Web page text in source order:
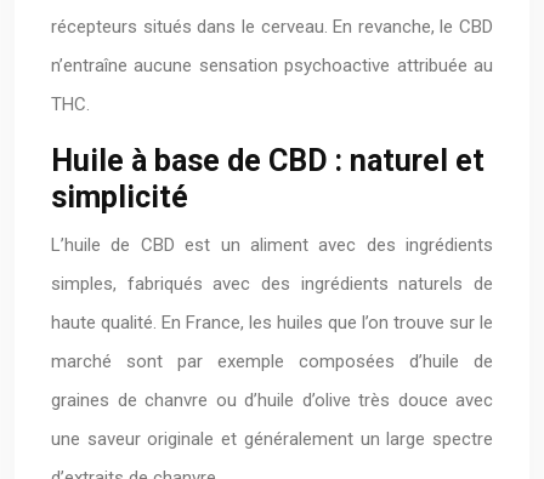
récepteurs situés dans le cerveau. En revanche, le CBD
n’entraîne aucune sensation psychoactive attribuée au
THC.
Huile à base de CBD : naturel et
simplicité
L’huile de CBD est un aliment avec des ingrédients
simples, fabriqués avec des ingrédients naturels de
haute qualité. En France, les huiles que l’on trouve sur le
marché sont par exemple composées d’huile de
graines de chanvre ou d’huile d’olive très douce avec
une saveur originale et généralement un large spectre